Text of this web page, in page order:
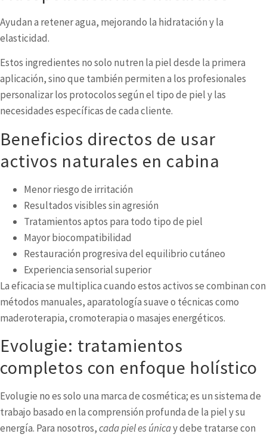
Ayudan a retener agua, mejorando la hidratación y la
elasticidad.
Estos ingredientes no solo nutren la piel desde la primera
aplicación, sino que también permiten a los profesionales
personalizar los protocolos según el tipo de piel y las
necesidades específicas de cada cliente.
Beneficios directos de usar
activos naturales en cabina
Menor riesgo de irritación
Resultados visibles sin agresión
Tratamientos aptos para todo tipo de piel
Mayor biocompatibilidad
Restauración progresiva del equilibrio cutáneo
Experiencia sensorial superior
La eficacia se multiplica cuando estos activos se combinan con
métodos manuales, aparatología suave o técnicas como
maderoterapia, cromoterapia o masajes energéticos.
Evolugie: tratamientos
completos con enfoque holístico
Evolugie no es solo una marca de cosmética; es un sistema de
trabajo basado en la comprensión profunda de la piel y su
energía. Para nosotros,cada piel es únicay debe tratarse con